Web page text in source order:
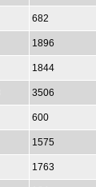
682
1896
1844
3506
600
1575
1763